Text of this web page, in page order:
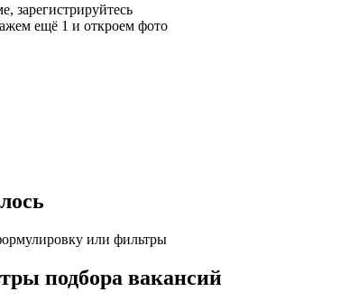
зарегистрируйтесь
ещё 1 и откроем фото
или фильтры
подбора вакансий